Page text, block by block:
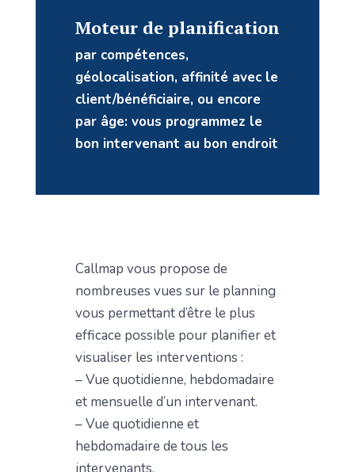
Moteur de planification
par compétences,
géolocalisation, affinité avec le
client/bénéficiaire, ou encore
par âge: vous programmez le
bon intervenant au bon endroit
Callmap vous propose de
nombreuses vues sur le planning
vous permettant d’être le plus
efficace possible pour planifier et
visualiser les interventions :
– Vue quotidienne, hebdomadaire
et mensuelle d’un intervenant.
– Vue quotidienne et
hebdomadaire de tous les